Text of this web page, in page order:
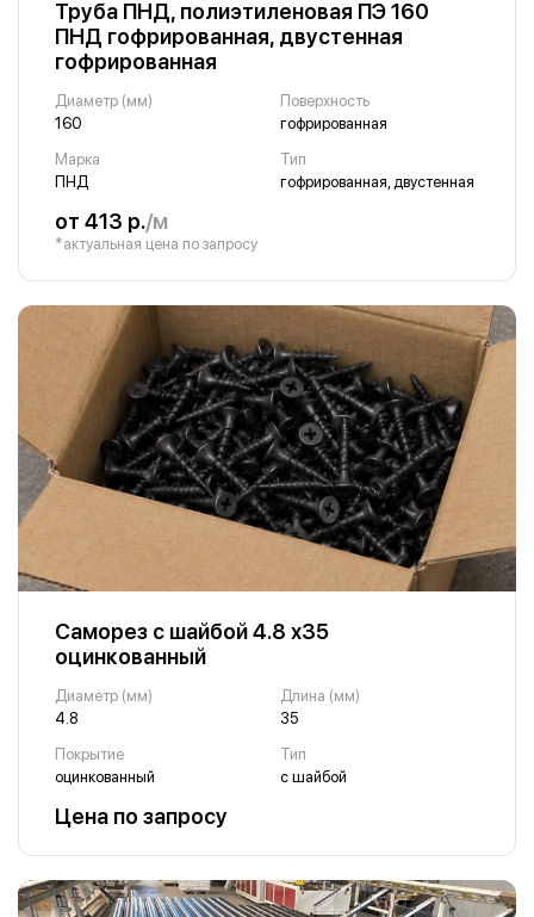
Труба ПНД, полиэтиленовая ПЭ 160
ПНД гофрированная, двустенная
гофрированная
Диаметр (мм)
160
Поверхность
гофрированная
Марка
ПНД
Тип
гофрированная, двустенная
от 413 р./м
*актуальная цена по запросу
Саморез с шайбой 4.8 х35
оцинкованный
Диаметр (мм)
4.8
Длина (мм)
35
Покрытие
оцинкованный
Тип
с шайбой
Цена по запросу